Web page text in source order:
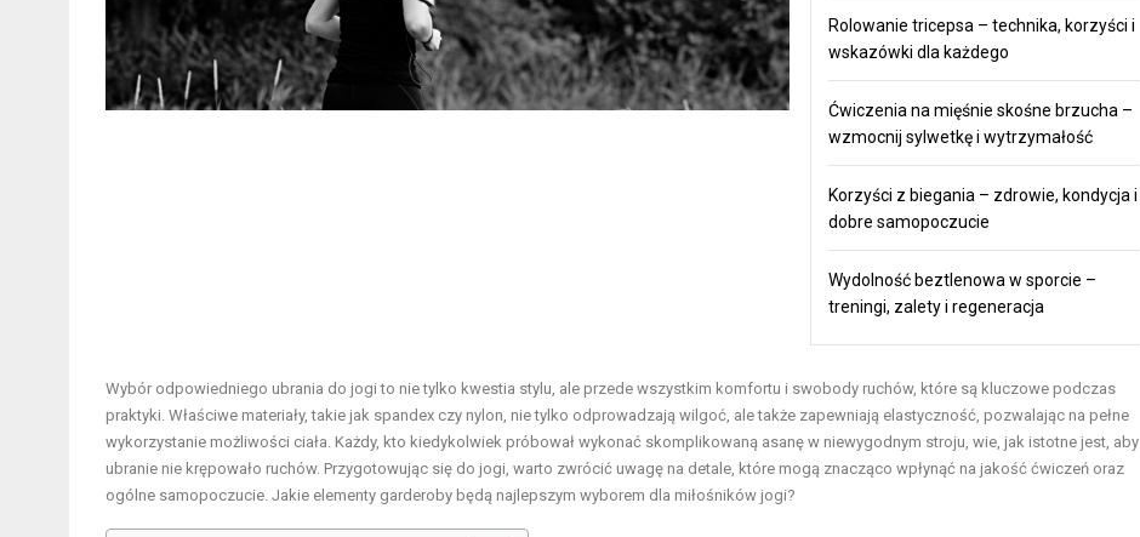
Rolowanie tricepsa – technika, korzyści i
wskazówki dla każdego
Ćwiczenia na mięśnie skośne brzucha –
wzmocnij sylwetkę i wytrzymałość
Korzyści z biegania – zdrowie, kondycja i
dobre samopoczucie
Wydolność beztlenowa w sporcie –
treningi, zalety i regeneracja
Wybór odpowiedniego ubrania do jogi to nie tylko kwestia stylu, ale przede wszystkim komfortu i swobody ruchów, które są kluczowe podczas
praktyki. Właściwe materiały, takie jak spandex czy nylon, nie tylko odprowadzają wilgoć, ale także zapewniają elastyczność, pozwalając na pełne
wykorzystanie możliwości ciała. Każdy, kto kiedykolwiek próbował wykonać skomplikowaną asanę w niewygodnym stroju, wie, jak istotne jest, aby
ubranie nie krępowało ruchów. Przygotowując się do jogi, warto zwrócić uwagę na detale, które mogą znacząco wpłynąć na jakość ćwiczeń oraz
ogólne samopoczucie. Jakie elementy garderoby będą najlepszym wyborem dla miłośników jogi?